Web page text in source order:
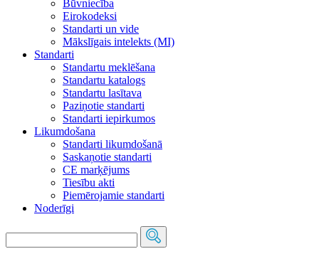
Būvniecība
Eirokodeksi
Standarti un vide
Mākslīgais intelekts (MI)
Standarti
Standartu meklēšana
Standartu katalogs
Standartu lasītava
Paziņotie standarti
Standarti iepirkumos
Likumdošana
Standarti likumdošanā
Saskaņotie standarti
CE marķējums
Tiesību akti
Piemērojamie standarti
Noderīgi